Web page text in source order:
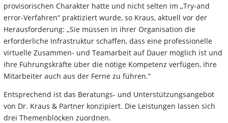
provisorischen Charakter hatte und nicht selten im „Try-and
error-Verfahren“ praktiziert wurde, so Kraus, aktuell vor der
Herausforderung: „Sie müssen in ihrer Organisation die
erforderliche Infrastruktur schaffen, dass eine professionelle
virtuelle Zusammen- und Teamarbeit auf Dauer möglich ist und
ihre Führungskräfte über die nötige Kompetenz verfügen, ihre
Mitarbeiter auch aus der Ferne zu führen.“
Entsprechend ist das Beratungs- und Unterstützungsangebot
von Dr. Kraus & Partner konzipiert. Die Leistungen lassen sich
drei Themenblöcken zuordnen.